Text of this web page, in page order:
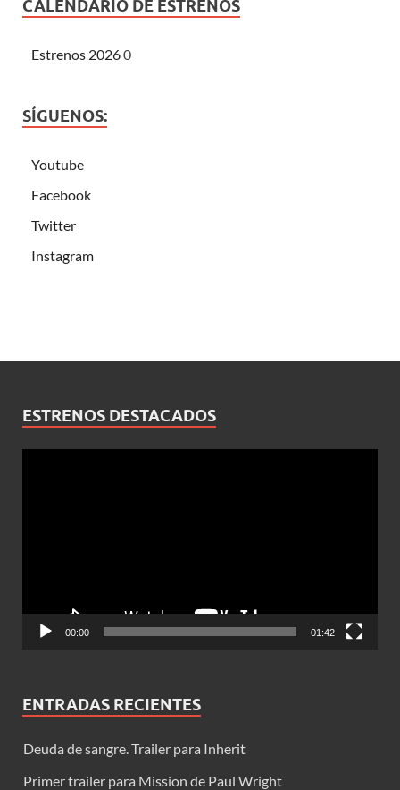
CALENDARIO DE ESTRENOS
Estrenos 20260
SÍGUENOS:
Youtube
Facebook
Twitter
Instagram
ESTRENOS DESTACADOS
00:00 01:42
ENTRADAS RECIENTES
Deuda de sangre. Trailer para Inherit
Primer trailer para Mission de Paul Wright